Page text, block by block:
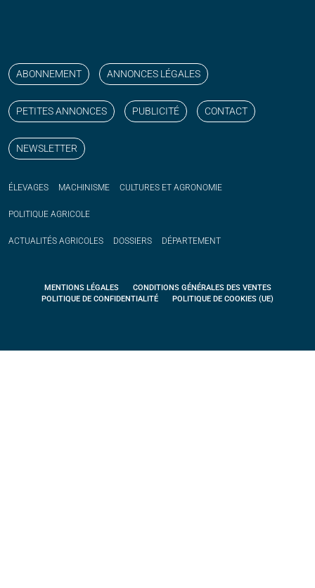
ABONNEMENT ANNONCES LÉGALES
PETITES ANNONCES PUBLICITÉ CONTACT
NEWSLETTER
ÉLEVAGES MACHINISME CULTURES ET AGRONOMIE
POLITIQUE AGRICOLE
ACTUALITÉS AGRICOLES DOSSIERS DÉPARTEMENT
MENTIONS LÉGALES
CONDITIONS GÉNÉRALES DES VENTES
POLITIQUE DE CONFIDENTIALITÉ
POLITIQUE DE COOKIES (UE)